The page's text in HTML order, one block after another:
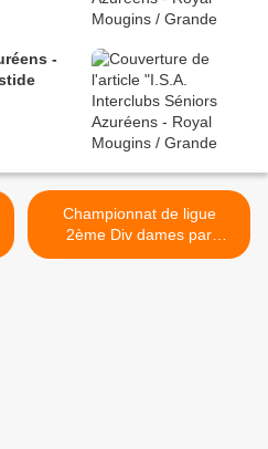
-
Championnat de ligue
2ème Div dames par
équipes en Avignon >